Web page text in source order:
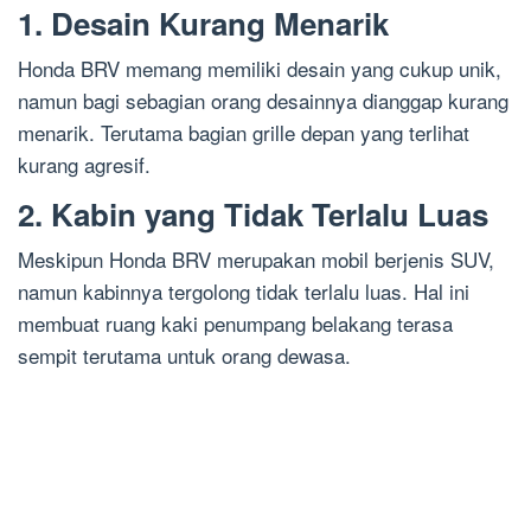
1. Desain Kurang Menarik
Honda BRV memang memiliki desain yang cukup unik,
namun bagi sebagian orang desainnya dianggap kurang
menarik. Terutama bagian grille depan yang terlihat
kurang agresif.
2. Kabin yang Tidak Terlalu Luas
Meskipun Honda BRV merupakan mobil berjenis SUV,
namun kabinnya tergolong tidak terlalu luas. Hal ini
membuat ruang kaki penumpang belakang terasa
sempit terutama untuk orang dewasa.